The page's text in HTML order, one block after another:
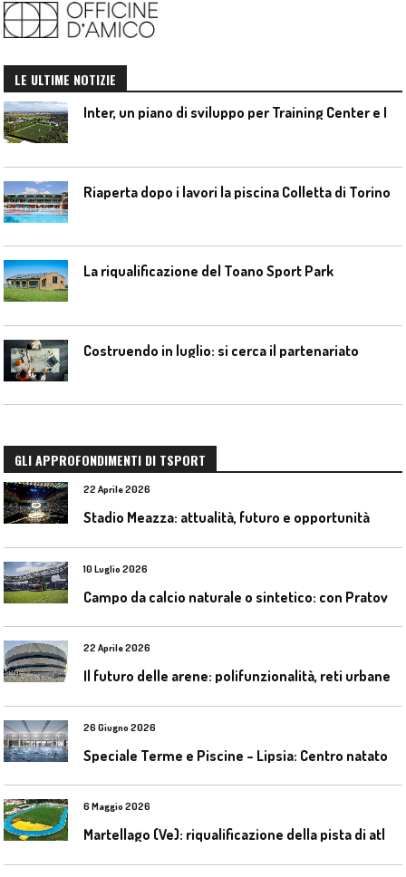
LE ULTIME NOTIZIE
Riaperta dopo i lavori la piscina Colletta di Torino
La riqualificazione del Toano Sport Park
Costruendo in luglio: si cerca il partenariato
GLI APPROFONDIMENTI DI TSPORT
22 Aprile 2026
Stadio Meazza: attualità, futuro e opportunità
10 Luglio 2026
22 Aprile 2026
26 Giugno 2026
6 Maggio 2026